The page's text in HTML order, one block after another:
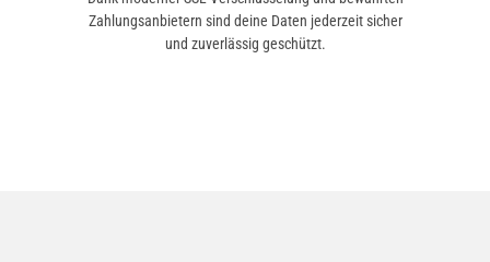
Zahlungsanbietern sind deine Daten jederzeit sicher
und zuverlässig geschützt.